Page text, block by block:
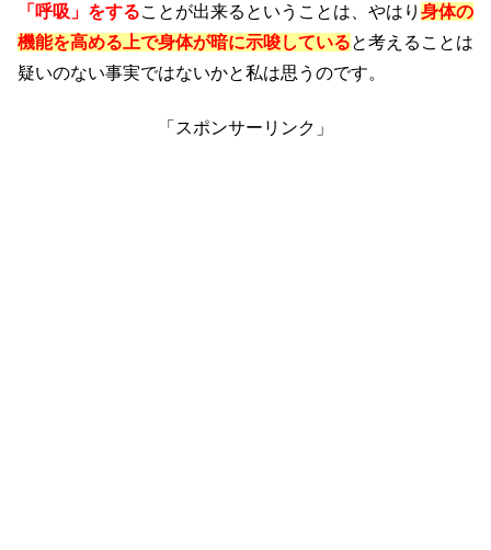
「呼吸」をすることが出来るということは、やはり 身体の
機能を高める上で身体が暗に示唆していると考えることは
疑いのない事実ではないかと私は思うのです。
「スポンサーリンク」